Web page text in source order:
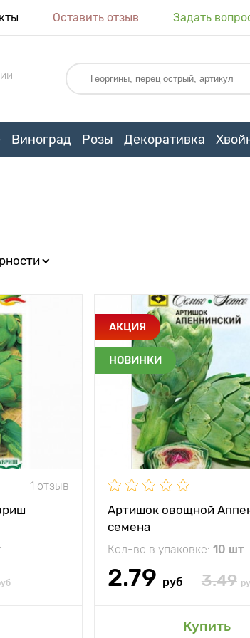
Оставить отзыв Задать
Виноград Розы Декоративка
1 отзыв
белка,
магния, калия
90 - 110 см
100 х 100 см
место
160 - 165
сад
АКЦИЯ
НОВИНКИ
Артишок овощной
семена
Кол-во в упаковке: 10 шт
2.79 руб 3.49
Купить